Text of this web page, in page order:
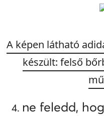
A képen látható
készült: felső bő
ne feledd,